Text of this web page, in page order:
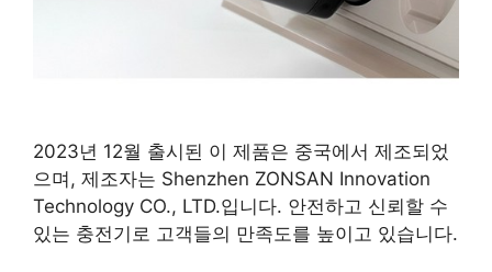
2023년 12월 출시된 이 제품은 중국에서 제조되었
으며, 제조자는 Shenzhen ZONSAN Innovation
Technology CO., LTD.입니다. 안전하고 신뢰할 수
있는 충전기로 고객들의 만족도를 높이고 있습니다.